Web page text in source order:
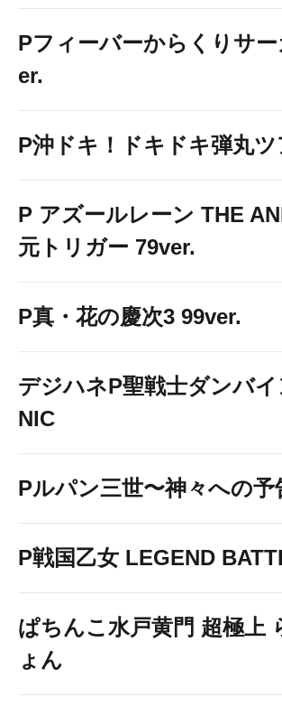
Pフィーバーからくりサ
er.
P沖ドキ！ドキドキ弾丸ツ
P アズールレーン THE
元トリガー 79ver.
P真・花の慶次3 99ver.
デジハネP聖戦士ダンバ
NIC
Pルパン三世〜神々への
P戦国乙女 LEGEND
ぱちんこ水戸黄門 超極上
ょん